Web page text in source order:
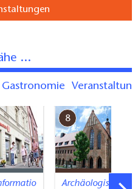
...
Gastronomie
8
Archäologisches